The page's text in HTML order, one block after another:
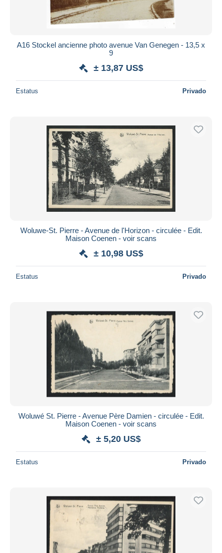
A16 Stockel ancienne photo avenue Van Genegen - 13,5 x
9
± 13,87 US$
Estatus Privado
Woluwe-St. Pierre - Avenue de l'Horizon - circulée - Edit.
Maison Coenen - voir scans
± 10,98 US$
Estatus Privado
Woluwé St. Pierre - Avenue Père Damien - circulée - Edit.
Maison Coenen - voir scans
± 5,20 US$
Estatus Privado